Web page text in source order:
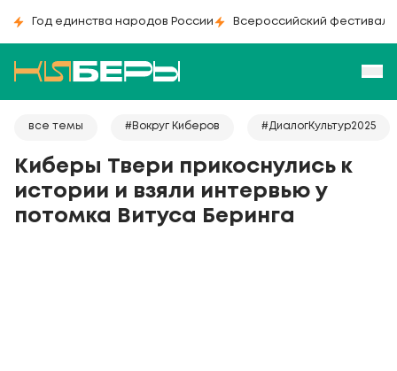
Год единства народов России Всероссийский фестиваль
все темы #Вокруг Киберов #ДиалогКультур2025
Киберы Твери прикоснулись к
истории и взяли интервью у
потомка Витуса Беринга